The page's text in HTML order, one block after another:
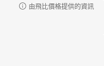
由飛比價格提供的資訊